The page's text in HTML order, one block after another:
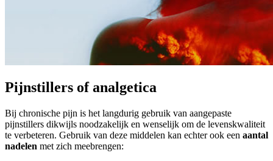
Pijnstillers of analgetica
Bij chronische pijn is het langdurig gebruik van aangepaste
pijnstillers dikwijls noodzakelijk en wenselijk om de levenskwaliteit
te verbeteren. Gebruik van deze middelen kan echter ook een aantal
nadelen met zich meebrengen: